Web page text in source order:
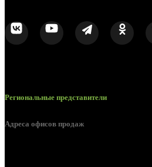
Региональные представители
Адреса офисов продаж